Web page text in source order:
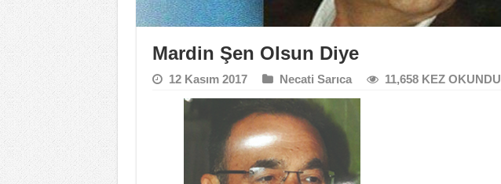
Mardin Şen Olsun Diye
12 Kasım 2017 Necati Sarıca 11,658 KEZ OKUNDU